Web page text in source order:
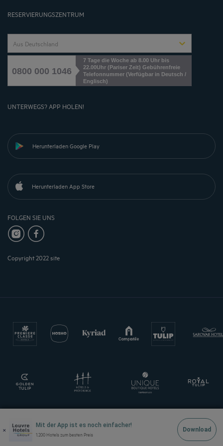
RESERVIERUNGSZENTRUM
Aus Deutschland
0800 000 1046
7 Tage die Woche ab 8.00 Uhr bis
22.00Uhr (Pariser Zeit) Gebührenfreie
Telefonnummer (Verfügbar in Deutsch /
Englisch)
UNTERWEGS? APP HOLEN!
Herunterladen Google Play
Herunterladen App Store
FOLGEN SIE UNS
Copyright 2022 site
× Mit der App ist es noch einfacher!
1.200 Hotels zum besten Preis
Download